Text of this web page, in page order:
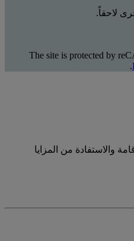
لاحقاً.
The site is protected by
والاستفادة من المزايا